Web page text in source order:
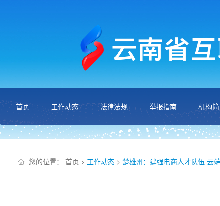
首页 工作动态 法律法规 举报指南 机构
您的位置： 首页 > 工作动态 > 楚雄州：建强电商人才队伍 云